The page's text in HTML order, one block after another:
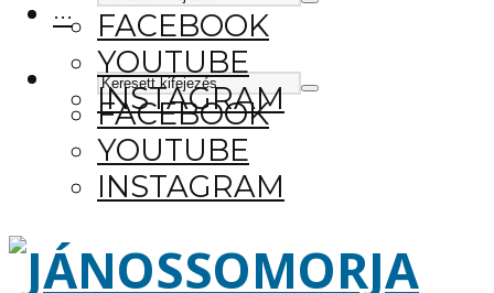
FACEBOOK
YOUTUBE
INSTAGRAM
···
FACEBOOK
YOUTUBE
INSTAGRAM